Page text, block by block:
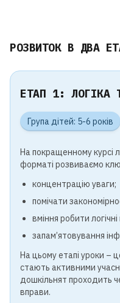
РОЗВИТОК В ДВА
ЕТАП 1: ЛОГІКА
Група дітей: 5-6 років
На покращенному курсі
форматі розвиваємо
концентрацію уваги;
помічати
вміння робити
запам’ятовування
На цьому етапі уроки –
стають активними
дошкільнят проходить
вправи.